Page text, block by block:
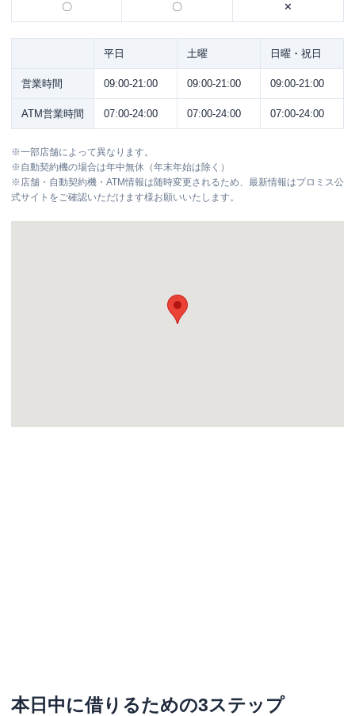
〇 〇 ✕
平日 土曜 日曜・祝日
営業時間 09:00-21:00 09:00-21:00 09:00-21:00
ATM営業時間 07:00-24:00 07:00-24:00 07:00-24:00
※一部店舗によって異なります。
※自動契約機の場合は年中無休（年末年始は除く）
※店舗・自動契約機・ATM情報は随時変更されるため、最新情報はプロミス公
式サイトをご確認いただけます様お願いいたします。
本日中に借りるための3ステップ